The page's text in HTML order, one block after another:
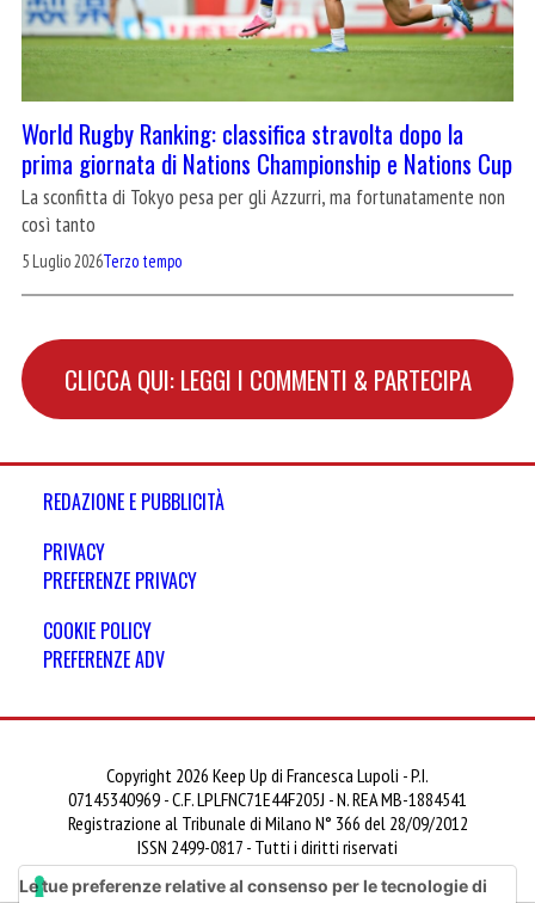
World Rugby Ranking: classifica stravolta dopo la
prima giornata di Nations Championship e Nations Cup
La sconfitta di Tokyo pesa per gli Azzurri, ma fortunatamente non
così tanto
5 Luglio 2026Terzo tempo
CLICCA QUI: LEGGI I COMMENTI & PARTECIPA
REDAZIONE E PUBBLICITÀ
PRIVACY
PREFERENZE PRIVACY
COOKIE POLICY
PREFERENZE ADV
Copyright 2026 Keep Up di Francesca Lupoli - P.I.
07145340969 - C.F. LPLFNC71E44F205J - N. REA MB-1884541
Registrazione al Tribunale di Milano N° 366 del 28/09/2012
ISSN 2499-0817 - Tutti i diritti riservati
Le tue preferenze relative al consenso per le tecnologie di